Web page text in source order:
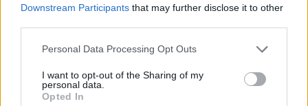
Downstream Participants that may further disclose it to other
Personal Data Processing Opt Outs
I want to opt-out of the Sharing of my
personal data.
Opted In
È ilservizio gratuito– già attivo per tutti i piani Ricaricabili con
smartphone – che permette ai clienti «3» di non restare mai
propria offerta grazie all’’erogazione automatica di una ricarica
quando il credito residuo scende sotto la soglia minima di 5 euro.